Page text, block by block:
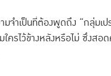
มจำเป็นที่ต้องพูดถึง “กลุ่มเป
รไว้ข้างหลังหรือไม่ ซึ่งสอ